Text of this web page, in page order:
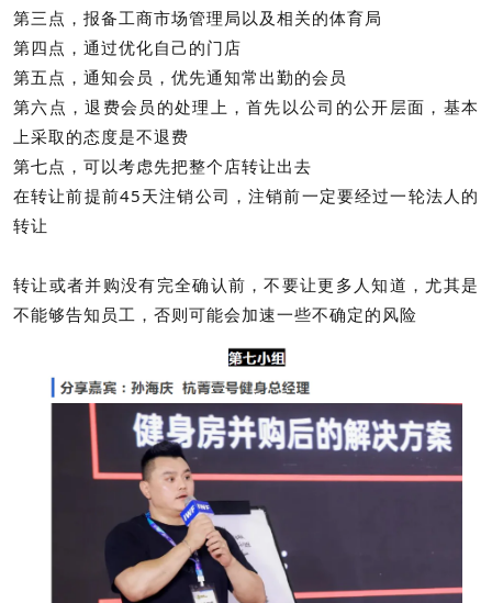
第三点，报备工商市场管理局以及相关的体育局
第四点，通过优化自己的门店
第五点，通知会员，优先通知常出勤的会员
第六点，退费会员的处理上，首先以公司的公开层面，基本
上采取的态度是不退费
第七点，可以考虑先把整个店转让出去
在转让前提前45天注销公司，注销前一定要经过一轮法人的
转让
转让或者并购没有完全确认前，不要让更多人知道，尤其是
不能够告知员工，否则可能会加速一些不确定的风险